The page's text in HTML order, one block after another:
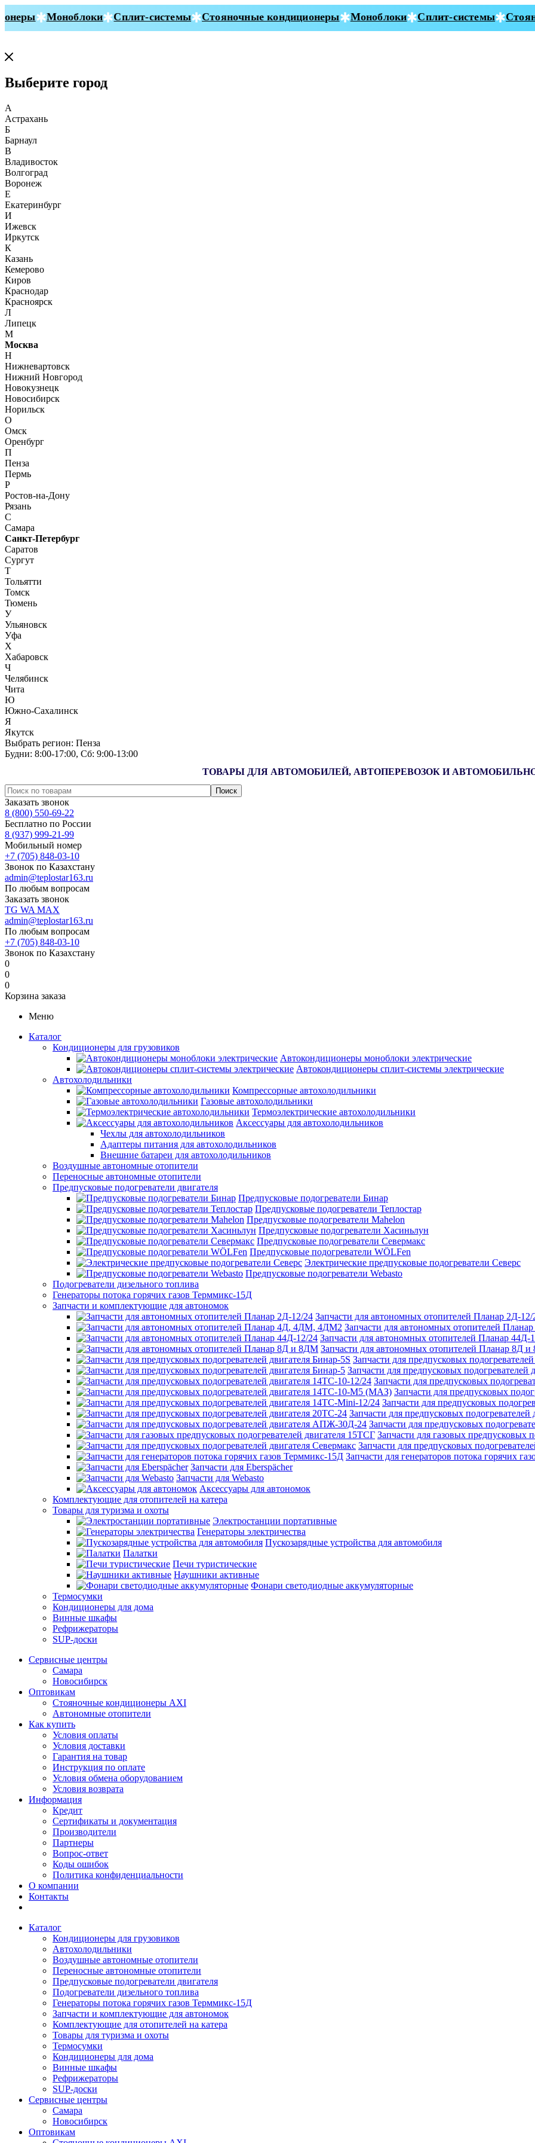
Моноблоки Сплит-системы Стояночные кондиционеры Моноблоки Сплит-системы
Выберите город
А
Астрахань
Б
Барнаул
В
Владивосток
Волгоград
Воронеж
Е
Екатеринбург
И
Ижевск
Иркутск
К
Казань
Кемерово
Киров
Краснодар
Красноярск
Л
Липецк
М
Москва
Н
Нижневартовск
Нижний Новгород
Новокузнецк
Новосибирск
Норильск
О
Омск
Оренбург
П
Пенза
Пермь
Р
Ростов-на-Дону
Рязань
С
Самара
Санкт-Петербург
Саратов
Сургут
Т
Тольятти
Томск
Тюмень
У
Ульяновск
Уфа
Х
Хабаровск
Ч
Челябинск
Чита
Ю
Южно-Сахалинск
Я
Якутск
Выбрать регион: Пенза
Будни: 8:00‑17:00, Сб: 9:00‑13:00
ТОВАРЫ ДЛЯ АВТОМОБИЛЕЙ, АВТОПЕРЕВОЗОК И
Заказать звонок
8 (800) 550-69-22
Бесплатно по России
8 (937) 999-21-99
Мобильный номер
+7 (705) 848-03-10
Звонок по Казахстану
admin@teplostar163.ru
По любым вопросам
Заказать звонок
TG WA MAX
admin@teplostar163.ru
По любым вопросам
+7 (705) 848-03-10
Звонок по Казахстану
0
0
0
Корзина заказа
Меню
Каталог
Кондиционеры для грузовиков
Автокондиционеры моноблоки электрические
Автокондиционеры сплит-системы электрические
Автохолодильники
Компрессорные автохолодильники
Газовые автохолодильники
Термоэлектрические автохолодильники
Аксессуары для автохолодильников
Чехлы для автохолодильников
Адаптеры питания для автохолодильников
Внешние батареи для автохолодильников
Воздушные автономные отопители
Переносные автономные отопители
Предпусковые подогреватели двигателя
Предпусковые подогреватели Бинар
Предпусковые подогреватели Теплостар
Предпусковые подогреватели Mahelon
Предпусковые подогреватели Хасиньлун
Предпусковые подогреватели Севермакс
Предпусковые подогреватели WÖLFen
Электрические предпусковые подогреватели Северс
Предпусковые подогреватели Webasto
Подогреватели дизельного топлива
Генераторы потока горячих газов Терммикс-15Д
Запчасти и комплектующие для автономок
Запчасти для автономных отопителей Планар 2Д-12/
Запчасти для автономных отопителей
Запчасти для автономных отопителей Планар 44Д-
Запчасти для автономных отопителей Планар 8Д
Запчасти для предпусковых
Запчасти для предпусковых подогревателей
Запчасти для предпусковых
Запчасти для предпусковых
Запчасти для предпусковых
Запчасти для предпусковых
Запчасти для предпусковых
Запчасти для газовых предпусковых
Запчасти для предпусковых
Запчасти для генераторов потока горячих
Запчасти для Eberspächer
Запчасти для Webasto
Аксессуары для автономок
Комплектующие для отопителей на катера
Товары для туризма и охоты
Электростанции портативные
Генераторы электричества
Пускозарядные устройства для автомобиля
Палатки
Печи туристические
Наушники активные
Фонари светодиодные аккумуляторные
Термосумки
Кондиционеры для дома
Винные шкафы
Рефрижераторы
SUP-доски
Сервисные центры
Самара
Новосибирск
Оптовикам
Стояночные кондиционеры AXI
Автономные отопители
Как купить
Условия оплаты
Условия доставки
Гарантия на товар
Инструкция по оплате
Условия обмена оборудованием
Условия возврата
Информация
Кредит
Сертификаты и документация
Производители
Партнеры
Вопрос-ответ
Коды ошибок
Политика конфиденциальности
О компании
Контакты
Каталог
Кондиционеры для грузовиков
Автохолодильники
Воздушные автономные отопители
Переносные автономные отопители
Предпусковые подогреватели двигателя
Подогреватели дизельного топлива
Генераторы потока горячих газов Терммикс-15Д
Запчасти и комплектующие для автономок
Комплектующие для отопителей на катера
Товары для туризма и охоты
Термосумки
Кондиционеры для дома
Винные шкафы
Рефрижераторы
SUP-доски
Сервисные центры
Самара
Новосибирск
Оптовикам